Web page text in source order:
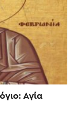
Αγία